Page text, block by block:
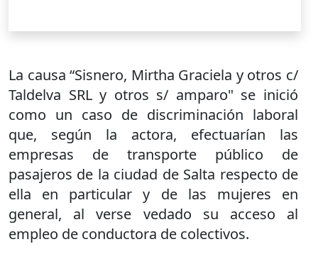
La causa “Sisnero, Mirtha Graciela y otros c/
Taldelva SRL y otros s/ amparo" se inició
como un caso de discriminación laboral
que, según la actora, efectuarían las
empresas de transporte público de
pasajeros de la ciudad de Salta respecto de
ella en particular y de las mujeres en
general, al verse vedado su acceso al
empleo de conductora de colectivos.